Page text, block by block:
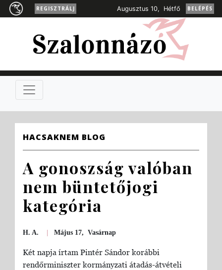
REGISZTRÁLJ Augusztus 10, Hétfő BELÉPÉS
HACSAKNEM BLOG
A gonoszság valóban
nem büntetőjogi
kategória
H. A. Május 17, Vasárnap
Két napja írtam Pintér Sándor korábbi
rendőrminiszter kormányzati átadás-átvételi